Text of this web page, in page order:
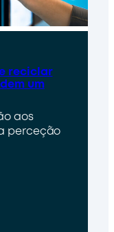
reciclar
um
aos
perceção